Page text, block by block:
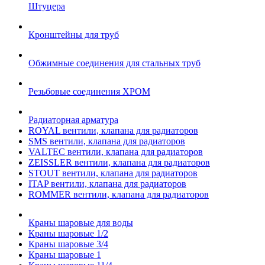
Штуцера
Кронштейны для труб
Обжимные соединения для стальных труб
Резьбовые соединения ХРОМ
Радиаторная арматура
ROYAL вентили, клапана для радиаторов
SMS вентили, клапана для радиаторов
VALTEC вентили, клапана для радиаторов
ZEISSLER вентили, клапана для радиаторов
STOUT вентили, клапана для радиаторов
ITAP вентили, клапана для радиаторов
ROMMER вентили, клапана для радиаторов
Краны шаровые для воды
Краны шаровые 1/2
Краны шаровые 3/4
Краны шаровые 1